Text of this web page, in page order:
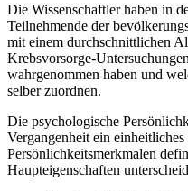
Die Wissenschaftler haben in
Teilnehmende der
mit einem durchschnittlichen
Krebsvorsorge-
wahrgenommen haben und
selber zuordnen.
Die psychologische
Vergangenheit ein
Persönlichkeitsmerkmalen
Haupteigenschaften